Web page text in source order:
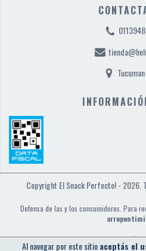
Al navegar por este sitioaceptás el
Copyright El Snack Perfecto! - 2026.
Defensa de las y los consumidores. Para